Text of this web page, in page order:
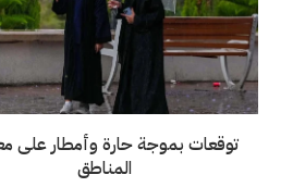
توقعات بموجة حارة وأمطار على
المناطق